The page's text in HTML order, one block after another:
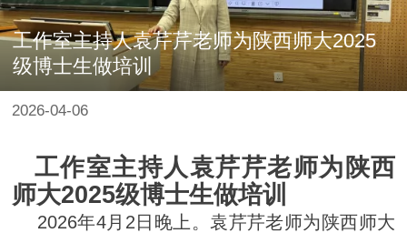
工作室主持人袁芹芹老师为陕西师大2025
级博士生做培训
2026-04-06
工作室主持人袁芹芹老师为陕西
师大2025级博士生做培训
2026年4月 2 日晚上。袁芹芹老师为陕西师大